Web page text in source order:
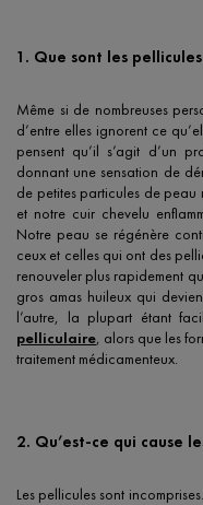
1. Que sont les
Même si de nombreuses
d’entre elles ignorent ce
pensent qu’il s’agit d’un
donnant une sensation de
de petites particules de peau
et notre cuir chevelu
Notre peau se régénère
ceux et celles qui ont des
renouveler plus rapidement
gros amas huileux qui
l’autre, la plupart étant
pelliculaire , alors que les
traitement médicamenteux.
2. Qu’est-ce qui cause
Les pellicules sont